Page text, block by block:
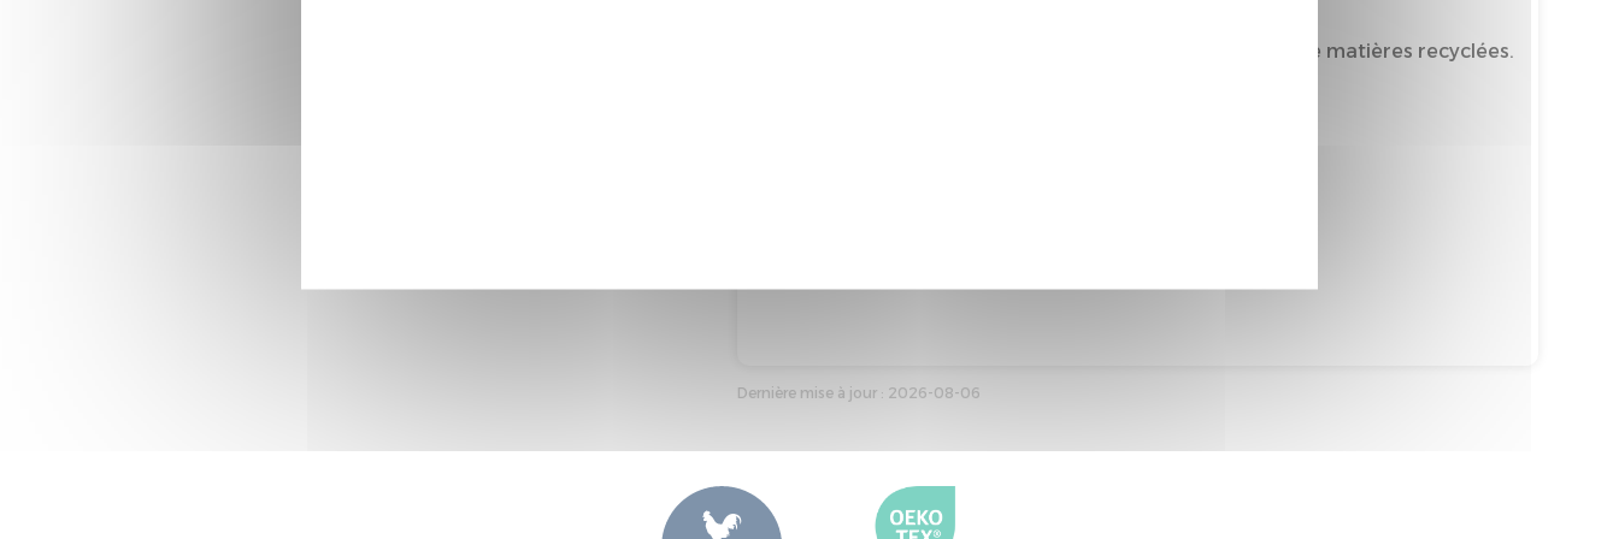
L'emballage de ce composant comporte au moins 30% de matières recyclées.
Dernière mise à jour : 2026-08-06